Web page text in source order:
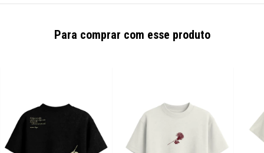
Para comprar com esse produto